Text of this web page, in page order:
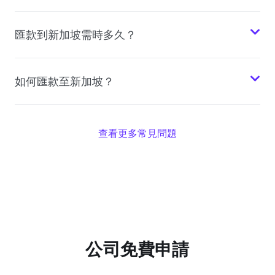
匯款到新加坡需時多久？
如何匯款至新加坡？
查看更多常見問題
公司免費申請